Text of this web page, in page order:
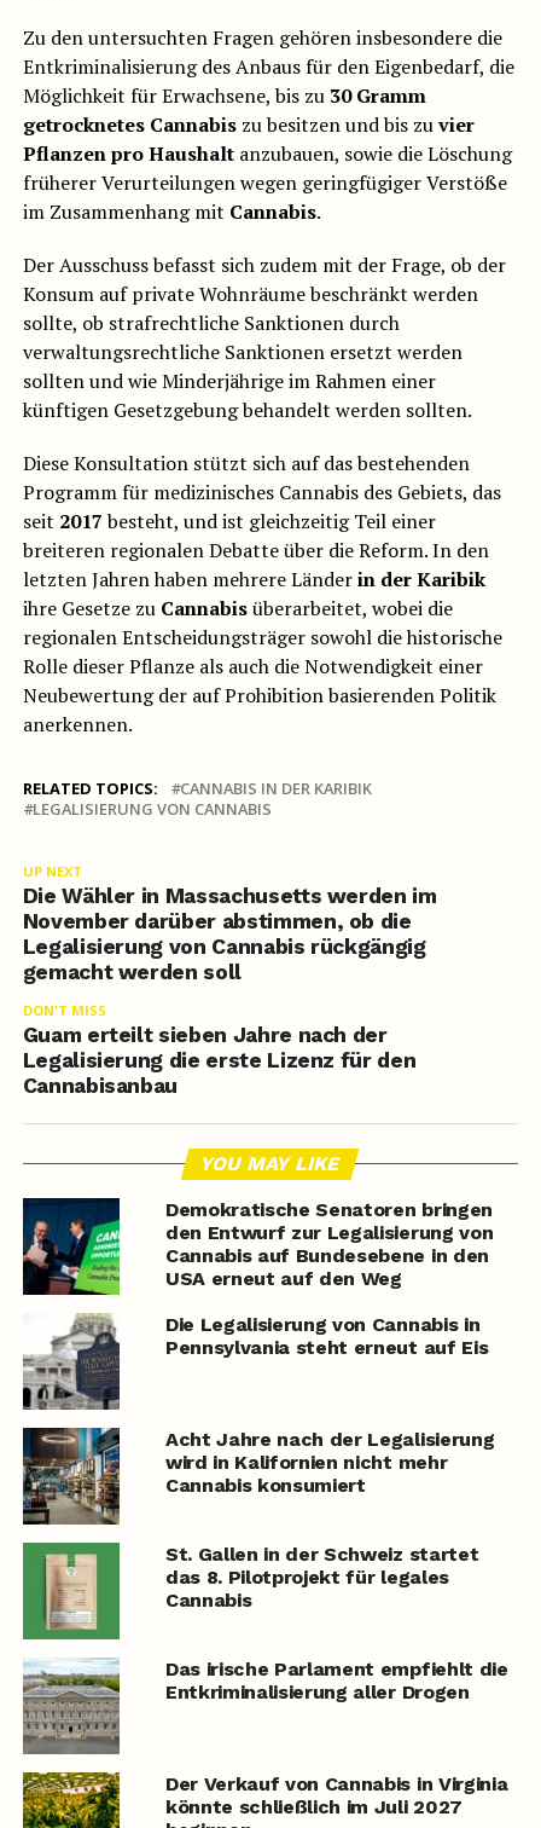
Zu den untersuchten Fragen gehören insbesondere die
Entkriminalisierung des Anbaus für den Eigenbedarf, die
Möglichkeit für Erwachsene, bis zu 30 Gramm
getrocknetes Cannabiszu besitzen und bis zuvier
Pflanzen pro Haushaltanzubauen, sowie die Löschung
früherer Verurteilungen wegen geringfügiger Verstöße
im Zusammenhang mit Cannabis.
Der Ausschuss befasst sich zudem mit der Frage, ob der
Konsum auf private Wohnräume beschränkt werden
sollte, ob strafrechtliche Sanktionen durch
verwaltungsrechtliche Sanktionen ersetzt werden
sollten und wie Minderjährige im Rahmen einer
künftigen Gesetzgebung behandelt werden sollten.
Diese Konsultation stützt sich auf das bestehenden
Programm für medizinisches Cannabis des Gebiets, das
seit 2017besteht, und ist gleichzeitig Teil einer
breiteren regionalen Debatte über die Reform. In den
letzten Jahren haben mehrere Länderin der Karibik
ihre Gesetze zu Cannabisüberarbeitet, wobei die
regionalen Entscheidungsträger sowohl die historische
Rolle dieser Pflanze als auch die Notwendigkeit einer
Neubewertung der auf Prohibition basierenden Politik
anerkennen.
RELATED TOPICS:
CANNABIS IN DER KARIBIK
LEGALISIERUNG VON CANNABIS
UP NEXT
Die Wähler in Massachusetts werden im
November darüber abstimmen, ob die
Legalisierung von Cannabis rückgängig
gemacht werden soll
DON'T MISS
Guam erteilt sieben Jahre nach der
Legalisierung die erste Lizenz für den
Cannabisanbau
YOU MAY LIKE
Demokratische Senatoren bringen
den Entwurf zur Legalisierung von
Cannabis auf Bundesebene in den
USA erneut auf den Weg
Die Legalisierung von Cannabis in
Pennsylvania steht erneut auf Eis
Acht Jahre nach der Legalisierung
wird in Kalifornien nicht mehr
Cannabis konsumiert
St. Gallen in der Schweiz startet
das 8. Pilotprojekt für legales
Cannabis
Das irische Parlament empfiehlt die
Entkriminalisierung aller Drogen
Der Verkauf von Cannabis in Virginia
könnte schließlich im Juli 2027